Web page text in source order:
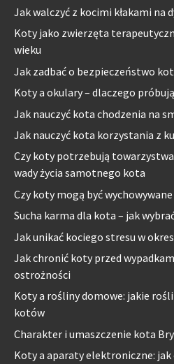
Jak walczyć z kocimi kłakami na
Koty jako zwierzęta
wieku
Jak zadbać o bezpieczeństwo
Koty a okulary – dlaczego
Jak nauczyć kota chodzenia na
Jak nauczyć kota korzystania z
Czy koty potrzebują
wady życia samotnego kota
Czy koty mogą być
Sucha karma dla kota – jak
Jak unikać kociego stresu w
Jak chronić koty przed
ostrożności
Koty a rośliny domowe: jakie
kotów
Charakter i umaszczenie kota
Koty a aparaty elektroniczne: